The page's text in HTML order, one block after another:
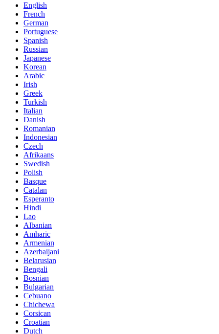
English
French
German
Portuguese
Spanish
Russian
Japanese
Korean
Arabic
Irish
Greek
Turkish
Italian
Danish
Romanian
Indonesian
Czech
Afrikaans
Swedish
Polish
Basque
Catalan
Esperanto
Hindi
Lao
Albanian
Amharic
Armenian
Azerbaijani
Belarusian
Bengali
Bosnian
Bulgarian
Cebuano
Chichewa
Corsican
Croatian
Dutch